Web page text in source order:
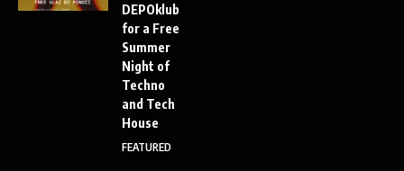
DEPOklub
for a Free
Summer
Night of
Techno
and Tech
House
FEATURED